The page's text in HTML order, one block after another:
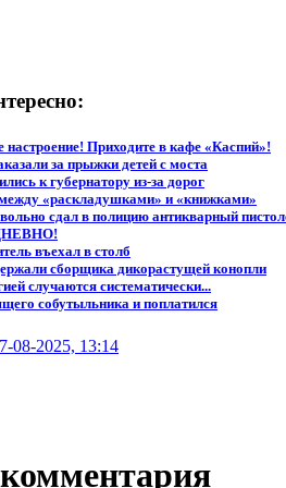
настроение! Приходите в кафе «Каспий»!
за прыжки детей с моста
к губернатору из-за дорог
«раскладушками» и «книжками»
сдал в полицию антикварный
въехал в столб
сборщика дикорастущей конопли
случаются систематически...
собутыльника и поплатился
7-08-2025, 13:14